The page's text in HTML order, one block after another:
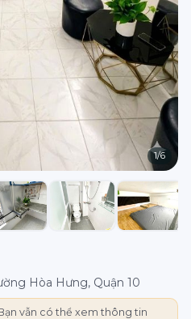
1/6
Hòa Hưng, Quận 10
vẫn có thể xem thông tin